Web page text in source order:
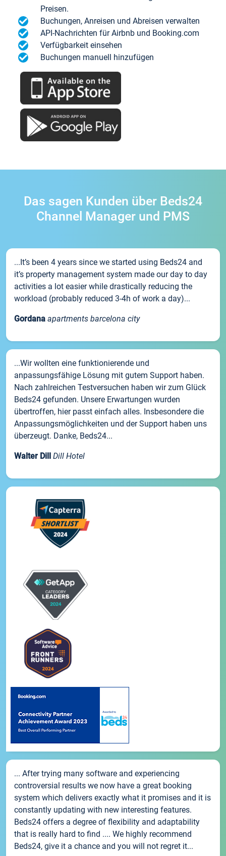
Preisen.
Buchungen, Anreisen und Abreisen verwalten
API-Nachrichten für Airbnb und Booking.com
Verfügbarkeit einsehen
Buchungen manuell hinzufügen
Das sagen Kunden über Beds24
Channel Manager und PMS
...It’s been 4 years since we started using Beds24 and
it’s property management system made our day to day
activities a lot easier while drastically reducing the
workload (probably reduced 3-4h of work a day)...
Gordana apartments barcelona city
...Wir wollten eine funktionierende und
anpassungsfähige Lösung mit gutem Support haben.
Nach zahlreichen Testversuchen haben wir zum Glück
Beds24 gefunden. Unsere Erwartungen wurden
übertroffen, hier passt einfach alles. Insbesondere die
Anpassungsmöglichkeiten und der Support haben uns
überzeugt. Danke, Beds24...
Walter Dill Dill Hotel
... After trying many software and experiencing
controversial results we now have a great booking
system which delivers exactly what it promises and it is
constantly updating with new interesting features.
Beds24 offers a degree of flexibility and adaptability
that is really hard to find .... We highly recommend
Beds24, give it a chance and you will not regret it...